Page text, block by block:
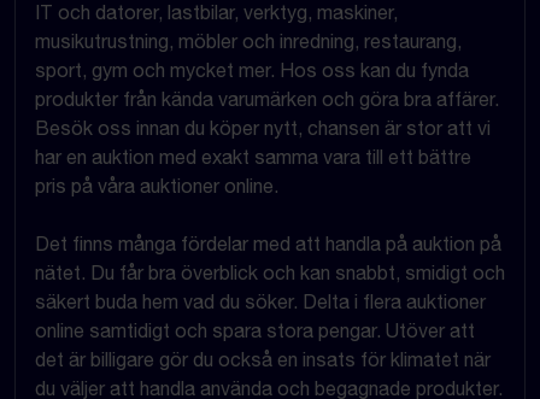
IT och datorer, lastbilar, verktyg, maskiner,
musikutrustning, möbler och inredning, restaurang,
sport, gym och mycket mer. Hos oss kan du fynda
produkter från kända varumärken och göra bra affärer.
Besök oss innan du köper nytt, chansen är stor att vi
har en auktion med exakt samma vara till ett bättre
pris på våra auktioner online.
Det finns många fördelar med att handla på auktion på
nätet. Du får bra överblick och kan snabbt, smidigt och
säkert buda hem vad du söker. Delta i flera auktioner
online samtidigt och spara stora pengar. Utöver att
det är billigare gör du också en insats för klimatet när
du väljer att handla använda och begagnade produkter.